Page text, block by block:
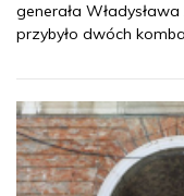
generała
przybyło dwóch